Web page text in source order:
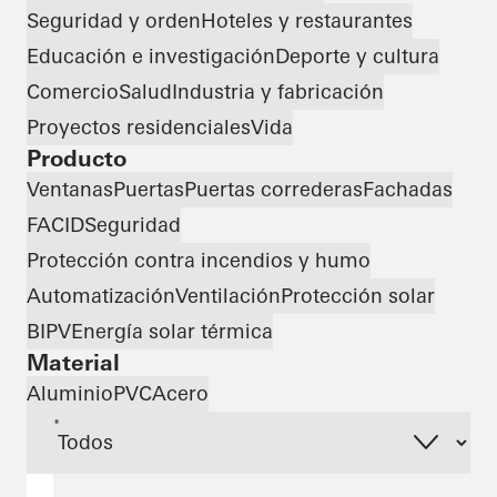
Seguridad y ordenHoteles y restaurantes
Educación e investigaciónDeporte y cultura
ComercioSaludIndustria y fabricación
Proyectos residencialesVida
Producto
VentanasPuertasPuertas correderasFachadas
FACIDSeguridad
Protección contra incendios y humo
AutomatizaciónVentilaciónProtección solar
BIPVEnergía solar térmica
Material
AluminioPVCAcero
*